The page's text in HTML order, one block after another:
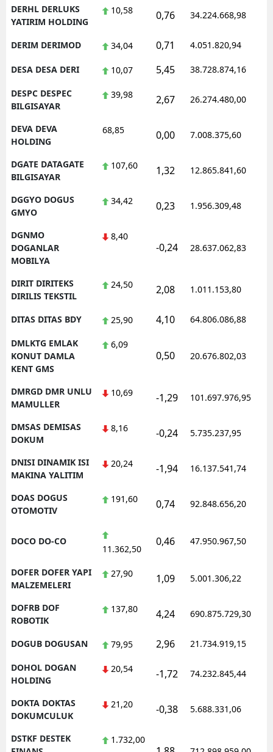
DERHL DERLUKS
YATIRIM HOLDING
10,58 0,76 34.224.668,98
DERIM DERIMOD 34,04 0,71 4.051.820,94
DESA DESA DERI 10,07 5,45 38.728.874,16
DESPC DESPEC
BILGISAYAR
39,98 2,67 26.274.480,00
DEVA DEVA
HOLDING
68,85 0,00 7.008.375,60
DGATE DATAGATE
BILGISAYAR
107,60 1,32 12.865.841,60
DGGYO DOGUS
GMYO
34,42 0,23 1.956.309,48
DGNMO
DOGANLAR
MOBILYA
8,40
-0,24 28.637.062,83
DIRIT DIRITEKS
DIRILIS TEKSTIL
24,50 2,08 1.011.153,80
DITAS DITAS BDY 25,90 4,10 64.806.086,88
DMLKTG EMLAK
KONUT DAMLA
KENT GMS
6,09
0,50 20.676.802,03
DMRGD DMR UNLU
MAMULLER
10,69 -1,29 101.697.976,95
DMSAS DEMISAS
DOKUM
8,16 -0,24 5.735.237,95
DNISI DINAMIK ISI
MAKINA YALITIM
20,24 -1,94 16.137.541,74
DOAS DOGUS
OTOMOTIV
191,60 0,74 92.848.656,20
DOCO DO-CO
11.362,50
0,46 47.950.967,50
DOFER DOFER YAPI
MALZEMELERI
27,90 1,09 5.001.306,22
DOFRB DOF
ROBOTIK
137,80 4,24 690.875.729,30
DOGUB DOGUSAN 79,95 2,96 21.734.919,15
DOHOL DOGAN
HOLDING
20,54 -1,72 74.232.845,44
DOKTA DOKTAS
DOKUMCULUK
21,20 -0,38 5.688.331,06
DSTKF DESTEK
1.732,00